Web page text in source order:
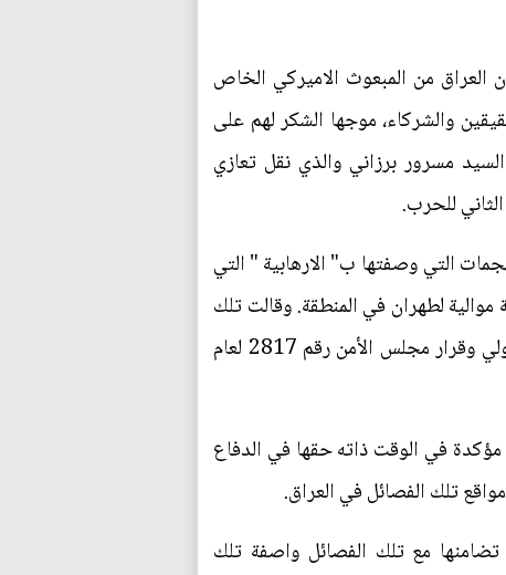
اقليم كردستان العراق من المبعوث الاميركي الخاص
والشركاء، موجها الشكر لهم على
مسرور برزاني والذي نقل تعازي
للحرب.
التي وصفتها ب" الارهابية " التي
لطهران في المنطقة. وقالت تلك
الدول "إن الهجمات التي تنطلق من الأراضي العراقية ضد دول الجوار ومنشآتها تمثل خرقًا للقانون الدولي وقرار مجلس الأمن رقم 2817 لعام
في الوقت ذاته حقها في الدفاع
تضامنها مع تلك الفصائل واصفة تلك